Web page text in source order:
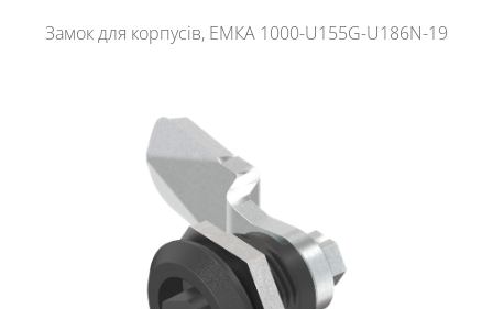
Замок для корпусів, ЕМКА 1000-U155G-U186N-19